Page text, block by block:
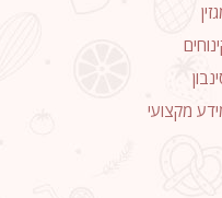
מקצועי